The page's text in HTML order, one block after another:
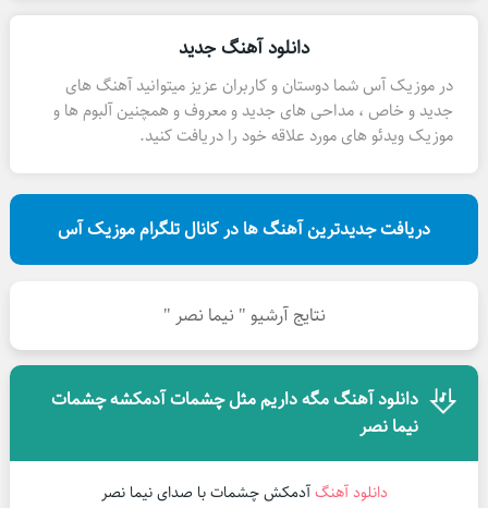
دانلود آهنگ جدید
در موزیک آس شما دوستان و کاربران عزیز میتوانید آهنگ های
جدید و خاص ، مداحی های جدید و معروف و همچنین آلبوم ها و
موزیک ویدئو های مورد علاقه خود را دریافت کنید.
دریافت جدیدترین آهنگ ها در کانال تلگرام موزیک آس
نتایج آرشیو " نیما نصر "
دانلود آهنگ مگه داریم مثل چشمات آدمکشه چشمات
نیما نصر
دانلود آهنگآدمکش چشمات با صدای نیما نصر